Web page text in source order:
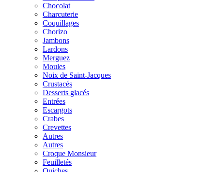
Chocolat
Charcuterie
Coquillages
Chorizo
Jambons
Lardons
Merguez
Moules
Noix de Saint-Jacques
Crustacés
Desserts glacés
Entrées
Escargots
Crabes
Crevettes
Autres
Autres
Croque Monsieur
Feuilletés